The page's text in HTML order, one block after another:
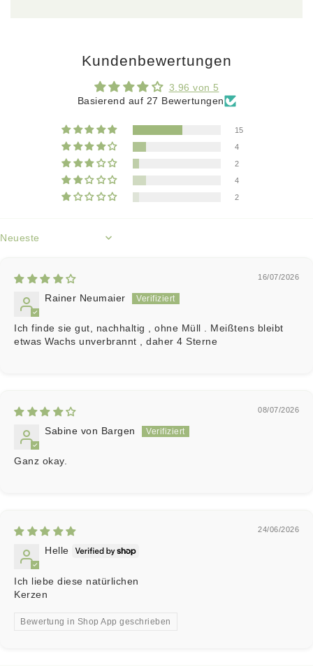
Kundenbewertungen
3.96 von 5
Basierend auf 27 Bewertungen
15
4
2
4
2
Sort by
16/07/2026
Rainer Neumaier
Ich finde sie gut, nachhaltig , ohne Müll . Meißtens bleibt
etwas Wachs unverbrannt , daher 4 Sterne
08/07/2026
Sabine von Bargen
Ganz okay.
24/06/2026
Helle
Ich liebe diese natürlichen
Kerzen
Bewertung in Shop App geschrieben